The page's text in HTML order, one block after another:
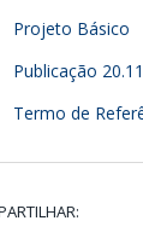
Projeto Básico
Publicação
Termo de